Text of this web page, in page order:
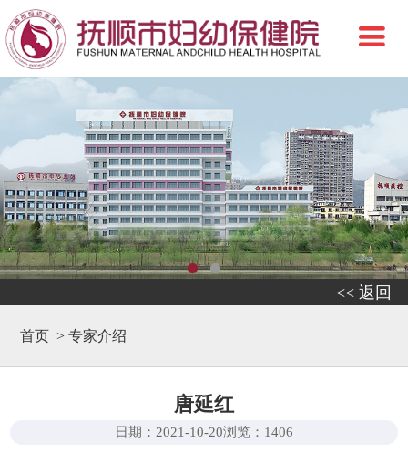
<< 返回
首页 >专家介绍
唐延红
日期：2021-10-20浏览： 1406